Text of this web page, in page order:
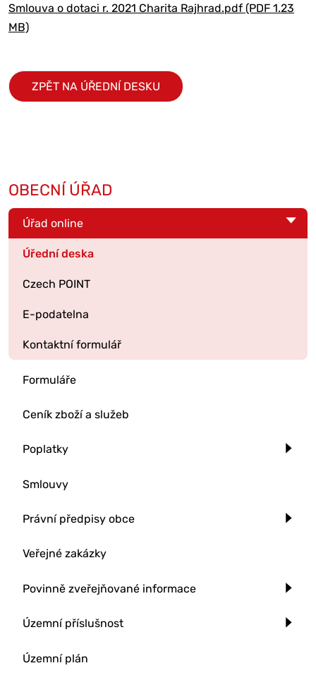
Smlouva o dotaci r. 2021 Charita Rajhrad.pdf (PDF 1.23
MB)
ZPĚT NA ÚŘEDNÍ DESKU
OBECNÍ ÚŘAD
Úřad online
Úřední deska
Czech POINT
E-podatelna
Kontaktní formulář
Formuláře
Ceník zboží a služeb
Poplatky
Smlouvy
Právní předpisy obce
Veřejné zakázky
Povinně zveřejňované informace
Územní příslušnost
Územní plán